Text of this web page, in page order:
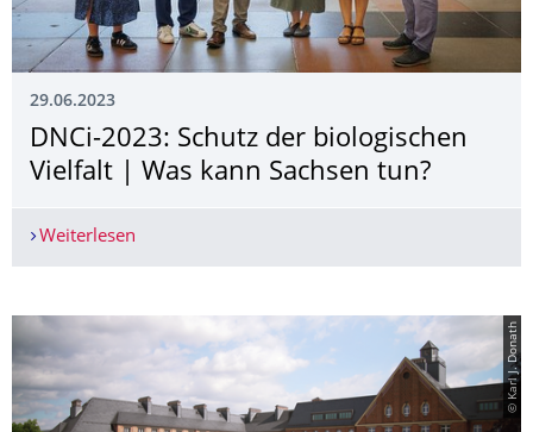
29.06.2023
DNCi-2023: Schutz der biologischen
Vielfalt | Was kann Sachsen tun?
Weiterlesen
© Karl J. Donath